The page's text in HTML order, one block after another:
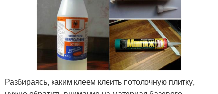
Разбираясь, каким клеем клеить потолочную плитку,